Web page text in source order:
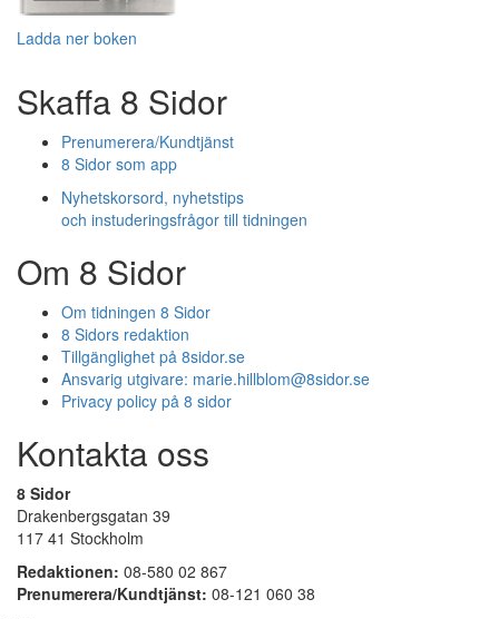
Ladda ner boken
Skaffa 8 Sidor
Prenumerera/Kundtjänst
8 Sidor som app
Nyhetskorsord, nyhetstips
och instuderingsfrågor till tidningen
Om 8 Sidor
Om tidningen 8 Sidor
8 Sidors redaktion
Tillgänglighet på 8sidor.se
Ansvarig utgivare: marie.hillblom@8sidor.se
Privacy policy på 8 sidor
Kontakta oss
8 Sidor
Drakenbergsgatan 39
117 41 Stockholm
Redaktionen: 08-580 02 867
Prenumerera/Kundtjänst: 08-121 060 38